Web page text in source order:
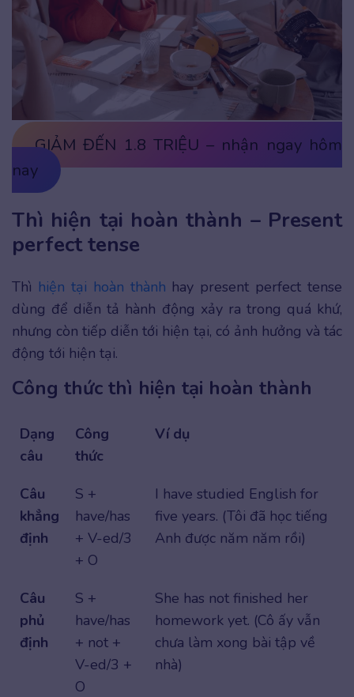
GIẢM ĐẾN 1.8 TRIỆU – nhận ngay hôm
nay
Thì hiện tại hoàn thành – Present
perfect tense
Thì hiện tại hoàn thành hay present perfect tense
dùng để diễn tả hành động xảy ra trong quá khứ,
nhưng còn tiếp diễn tới hiện tại, có ảnh hưởng và tác
động tới hiện tại.
Công thức thì hiện tại hoàn thành
Dạng
câu
Công
thức
Ví dụ
Câu
khẳng
định
S +
have/has
+ V-ed/3
+ O
I have studied English for
five years. (Tôi đã học tiếng
Anh được năm năm rồi)
Câu
phủ
định
S +
have/has
+ not +
V-ed/3 +
O
She has not finished her
homework yet. (Cô ấy vẫn
chưa làm xong bài tập về
nhà)